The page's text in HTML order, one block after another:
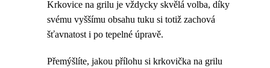
Krkovice na grilu je vždycky skvělá volba, díky
svému vyššímu obsahu tuku si totiž zachová
šťavnatost i po tepelné úpravě.
Přemýšlíte, jakou přílohu si krkovička na grilu